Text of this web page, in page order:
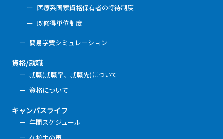
医療系国家資格保有者の特待制度
既修得単位制度
簡易学費シミュレーション
資格/就職
就職(就職率、就職先)について
資格について
キャンパスライフ
年間スケジュール